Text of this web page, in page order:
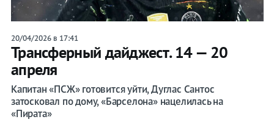
20/04/2026 в 17:41
Трансферный дайджест. 14 — 20
апреля
Капитан «ПСЖ» готовится уйти, Дуглас Сантос
затосковал по дому, «Барселона» нацелилась на
«Пирата»